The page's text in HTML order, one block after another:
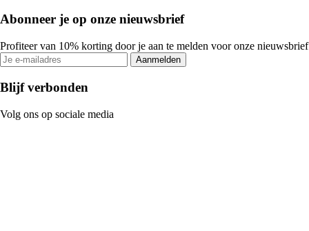
Abonneer je op onze nieuwsbrief
Profiteer van 10% korting door je aan te melden voor onze nieuwsbrief
Aanmelden
Blijf verbonden
Volg ons op sociale media